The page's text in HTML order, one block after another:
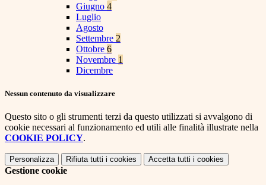
Giugno 4
Luglio
Agosto
Settembre 2
Ottobre 6
Novembre 1
Dicembre
Nessun contenuto da visualizzare
Questo sito o gli strumenti terzi da questo utilizzati si avvalgono di
cookie necessari al funzionamento ed utili alle finalità illustrate nella
COOKIE POLICY.
Personalizza Rifiuta tutti i cookies Accetta tutti i cookies
Gestione cookie